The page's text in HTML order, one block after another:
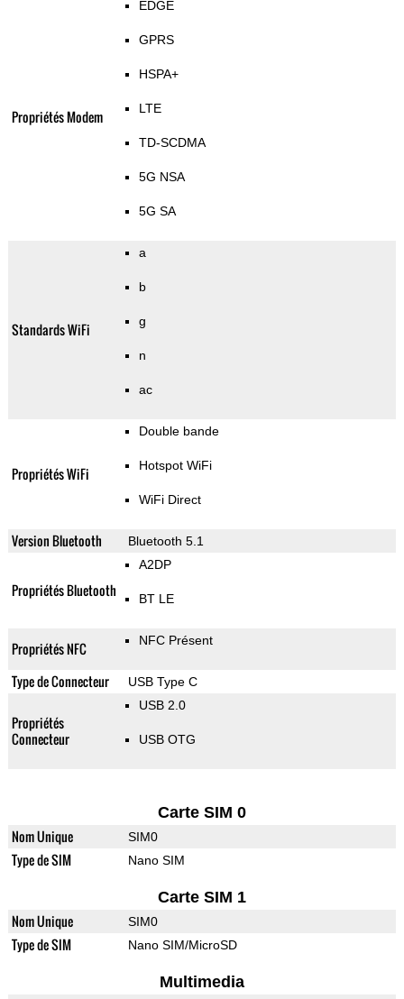
Propriétés Modem
EDGE
GPRS
HSPA+
LTE
TD-SCDMA
5G NSA
5G SA
Standards WiFi
a
b
g
n
ac
Propriétés WiFi
Double bande
Hotspot WiFi
WiFi Direct
Version Bluetooth Bluetooth 5.1
Propriétés Bluetooth
A2DP
BT LE
Propriétés NFC NFC Présent
Type de Connecteur USB Type C
Propriétés
Connecteur
USB 2.0
USB OTG
Carte SIM 0
Nom Unique SIM0
Type de SIM Nano SIM
Carte SIM 1
Nom Unique SIM0
Type de SIM Nano SIM/MicroSD
Multimedia